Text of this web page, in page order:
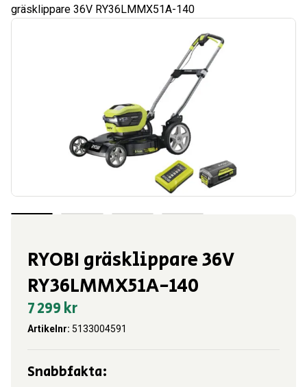
gräsklippare 36V RY36LMMX51A-140
RYOBI gräsklippare 36V
RY36LMMX51A-140
7 299kr
Artikelnr: 5133004591
Snabbfakta: